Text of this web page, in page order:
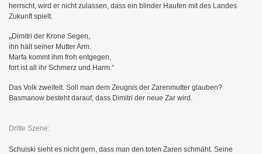
herrscht, wird er nicht zulassen, dass ein blinder Haufen mit des Landes
Zukunft spielt.
„Dimitri der Krone Segen,
ihn hält seiner Mutter Arm.
Marfa kommt ihm froh entgegen,
fort ist all ihr Schmerz und Harm.“
Das Volk zweifelt. Soll man dem Zeugnis der Zarenmutter glauben?
Basmanow besteht darauf, dass Dimitri der neue Zar wird.
Dritte Szene:
Schuiski sieht es nicht gern, dass man den toten Zaren schmäht. Seine